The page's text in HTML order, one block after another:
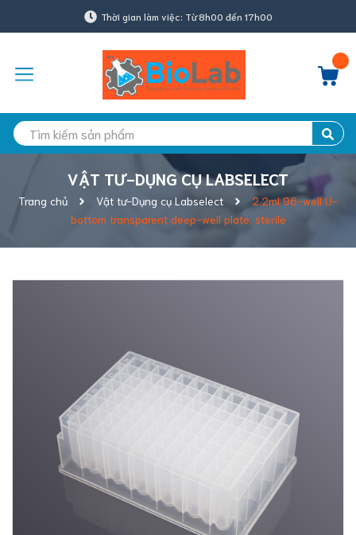
Thời gian làm việc: Từ 8h00 đến 17h00
VẬT TƯ-DỤNG CỤ LABSELECT
Trang chủ Vật tư-Dụng cụ Labselect
2.2ml 96-well U-
bottom transparent deep-well plate, sterile